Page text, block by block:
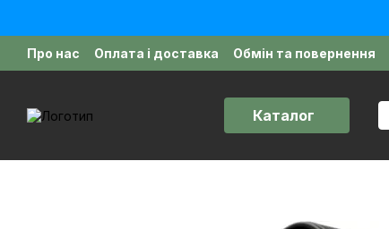
Про нас Оплата і доставка Обмін та повернення
Політика конфіденційності
Відгуки про магазин
Каталог